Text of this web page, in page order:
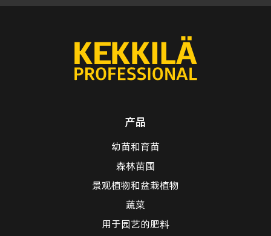
产品
幼苗和育苗
森林苗圃
景观植物和盆栽植物
蔬菜
用于园艺的肥料